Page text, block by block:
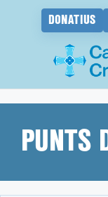
DONATIUS
contingutPUNTS